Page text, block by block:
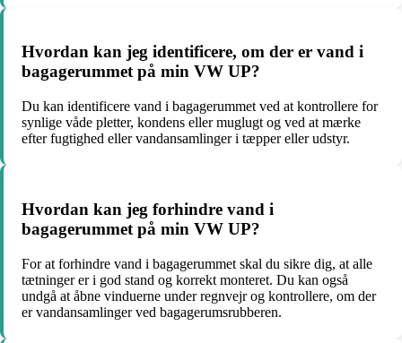
Hvordan kan jeg identificere, om der er vand i
bagagerummet på min VW UP?
Du kan identificere vand i bagagerummet ved at kontrollere for
synlige våde pletter, kondens eller muglugt og ved at mærke
efter fugtighed eller vandansamlinger i tæpper eller udstyr.
Hvordan kan jeg forhindre vand i
bagagerummet på min VW UP?
For at forhindre vand i bagagerummet skal du sikre dig, at alle
tætninger er i god stand og korrekt monteret. Du kan også
undgå at åbne vinduerne under regnvejr og kontrollere, om der
er vandansamlinger ved bagagerumsrubberen.